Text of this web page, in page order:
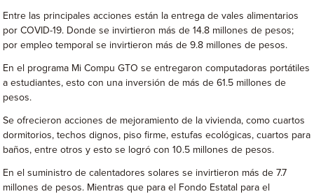
Entre las principales acciones están la entrega de vales alimentarios
por COVID-19. Donde se invirtieron más de 14.8 millones de pesos;
por empleo temporal se invirtieron más de 9.8 millones de pesos.
En el programa Mi Compu GTO se entregaron computadoras portátiles
a estudiantes, esto con una inversión de más de 61.5 millones de
pesos.
Se ofrecieron acciones de mejoramiento de la vivienda, como cuartos
dormitorios, techos dignos, piso firme, estufas ecológicas, cuartos para
baños, entre otros y esto se logró con 10.5 millones de pesos.
En el suministro de calentadores solares se invirtieron más de 7.7
millones de pesos. Mientras que para el Fondo Estatal para el